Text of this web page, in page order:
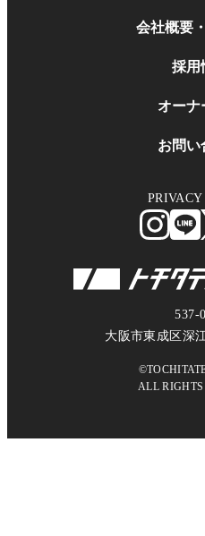
会社概要
採用
オーナ
お問い
537-
大阪市東成区深
ALL RIGHTS